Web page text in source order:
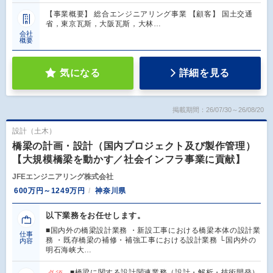
会社
概要
【事業概要】 総合エンジニアリング事業 【顧客】 国土交通
省，東京瓦斯，大阪瓦斯，大林…
気になる 詳細を見る
掲載期間：26/07/30～26/08/20
設計（土木）
橋梁の計画・設計（国内プロジェクト及び製作管理）
【大規模橋梁を動かす／社会インフラ事業に貢献】
JFEエンジニアリング株式会社
600万円～1249万円
神奈川県
仕事
内容
以下業務をお任せします。
■国内外の橋梁設計業務 ・新設工事における橋梁本体の設計業
務 ・既存橋梁の補修・補強工事における設計業務 └国内外の
明石海峡大…